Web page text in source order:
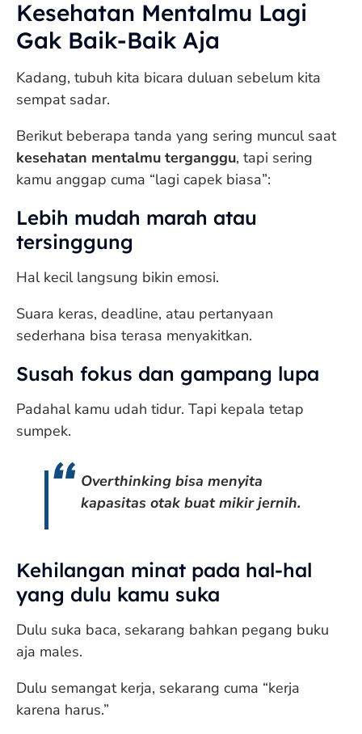
Kesehatan Mentalmu Lagi
Gak Baik-Baik Aja
Kadang, tubuh kita bicara duluan sebelum kita
sempat sadar.
Berikut beberapa tanda yang sering muncul saat
kesehatan mentalmu terganggu, tapi sering
kamu anggap cuma “lagi capek biasa”:
Lebih mudah marah atau
tersinggung
Hal kecil langsung bikin emosi.
Suara keras, deadline, atau pertanyaan
sederhana bisa terasa menyakitkan.
Susah fokus dan gampang lupa
Padahal kamu udah tidur. Tapi kepala tetap
sumpek.
Overthinking bisa menyita
kapasitas otak buat mikir jernih.
Kehilangan minat pada hal-hal
yang dulu kamu suka
Dulu suka baca, sekarang bahkan pegang buku
aja males.
Dulu semangat kerja, sekarang cuma “kerja
karena harus.”